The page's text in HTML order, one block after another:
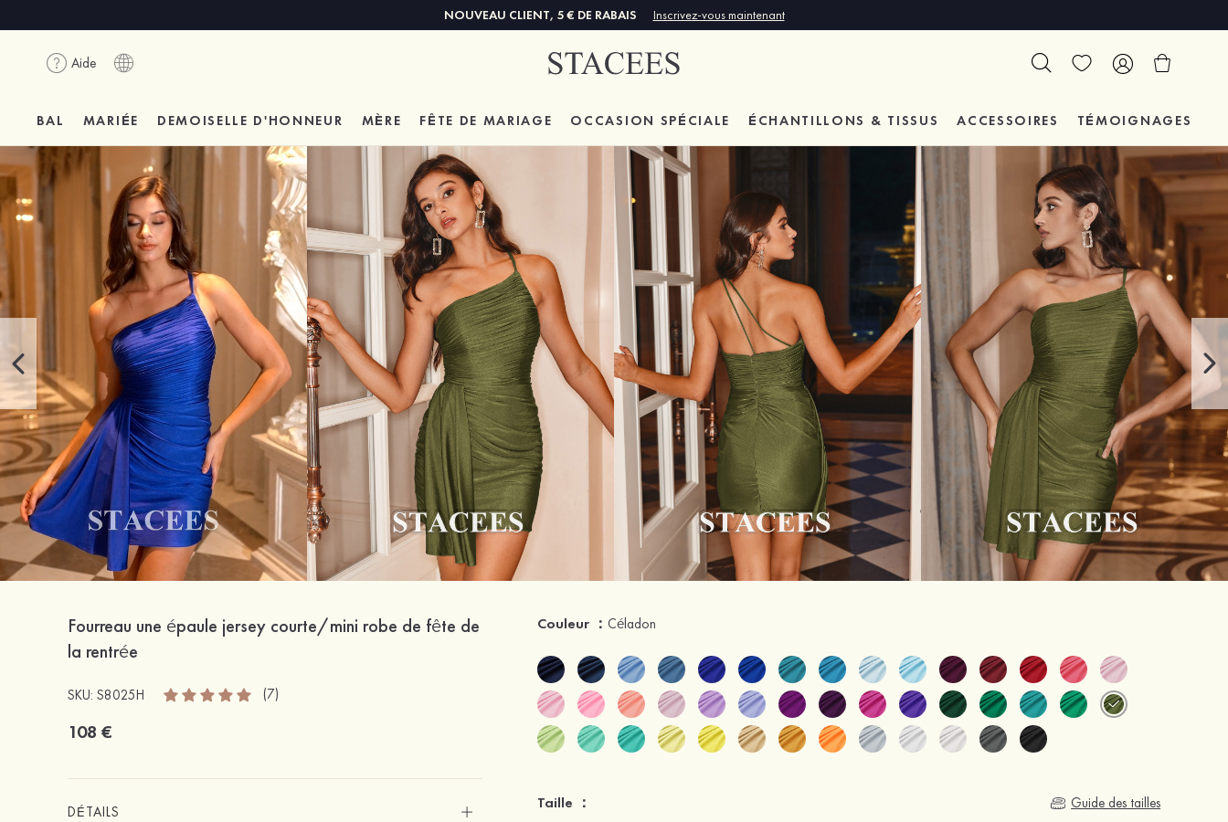
NOUVEAU CLIENT, 5 € DE RABAIS Inscrivez-vous maintenant
Aide
BAL MARIÉE DEMOISELLE D'HONNEUR MÈRE FÊTE DE MARIAGE OCCASION SPÉCIALE ÉCHANTILLONS & TISSUS ACCESSOIRES TÉMOIGNAGES
Fourreau une épaule jersey courte/mini robe de fête de
la rentrée
SKU: S8025H (7)
108 €
DÉTAILS
Couleur ：Céladon
Taille ： Guide des tailles